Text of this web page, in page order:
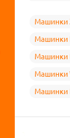
Машинки
Машинки
Машинки
Машинки
Машинки